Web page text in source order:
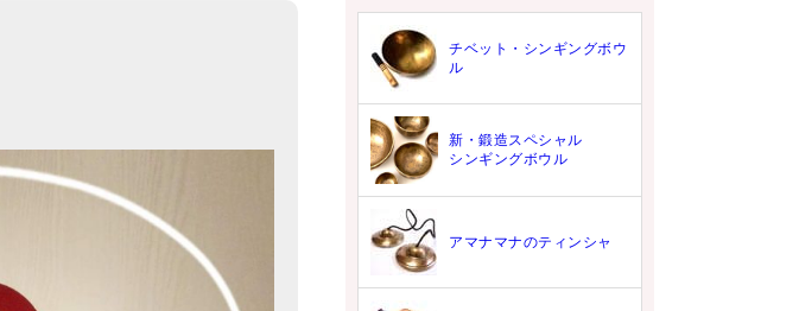
チベット・シンギングボウ
ル
新・鍛造スペシャル
シンギングボウル
アマナマナのティンシャ